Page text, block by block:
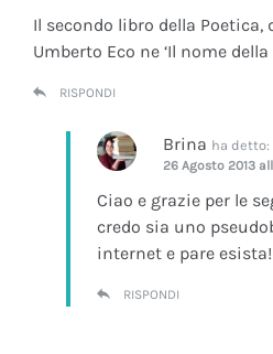
Il secondo libro della
Umberto Eco ne ‘Il nome della
RISPONDI
Brina ha detto:
26 Agosto 2013
Ciao e grazie per le
credo sia uno
internet e pare esista!
RISPONDI